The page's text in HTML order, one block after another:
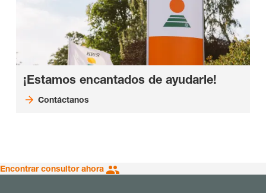
¡Estamos encantados de ayudarle!
Contáctanos
Encontrar consultor ahora